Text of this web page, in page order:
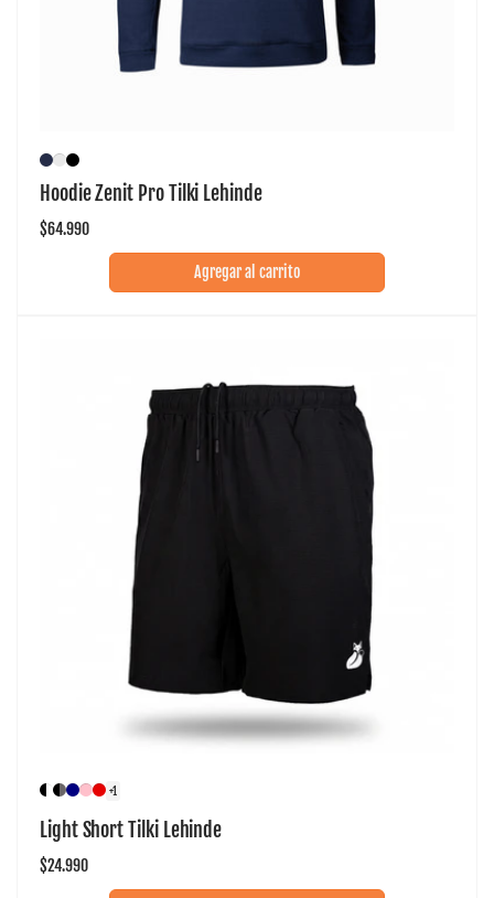
Hoodie Zenit Pro Tilki Lehinde
Precio
$64.990
Agregar al carrito
Light Short Tilki Lehinde
Precio
$24.990
+1